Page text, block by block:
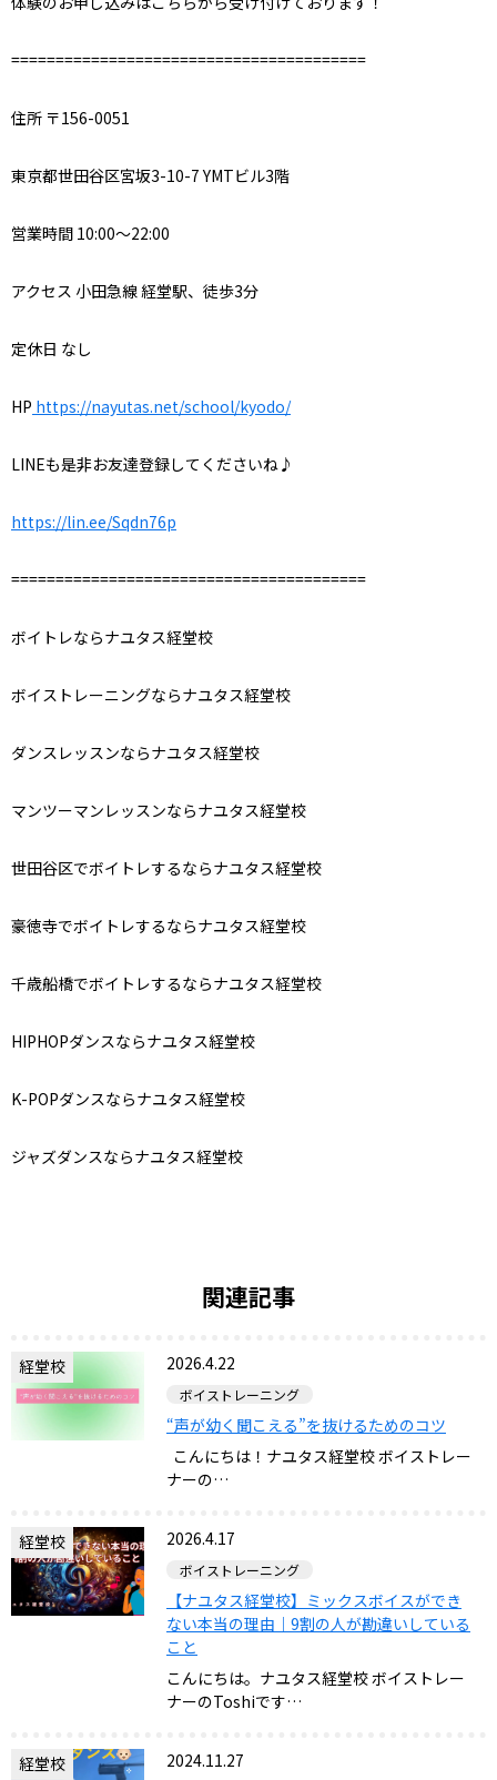
========================================
住所 〒156-0051
東京都世田谷区宮坂3-10-7 YMTビル3階
営業時間 10:00～22:00
アクセス 小田急線 経堂駅、徒歩3分
定休日 なし
HP https://nayutas.net/school/kyodo/
LINEも是非お友達登録してくださいね♪
https://lin.ee/Sqdn76p
========================================
ボイトレならナユタス経堂校
ボイストレーニングならナユタス経堂校
ダンスレッスンならナユタス経堂校
マンツーマンレッスンならナユタス経堂校
世田谷区でボイトレするならナユタス経堂校
豪徳寺でボイトレするならナユタス経堂校
千歳船橋でボイトレするならナユタス経堂校
HIPHOPダンスならナユタス経堂校
K-POPダンスならナユタス経堂校
ジャズダンスならナユタス経堂校
関連記事
経堂校 2026.4.22
ボイストレーニング
“声が幼く聞こえる”を抜けるためのコツ
こんにちは！ナユタス経堂校 ボイストレー
ナーの…
経堂校 2026.4.17
ボイストレーニング
【ナユタス経堂校】ミックスボイスができ
ない本当の理由｜9割の人が勘違いしている
こと
こんにちは。ナユタス経堂校 ボイストレー
ナーのToshiです…
経堂校 2024.11.27